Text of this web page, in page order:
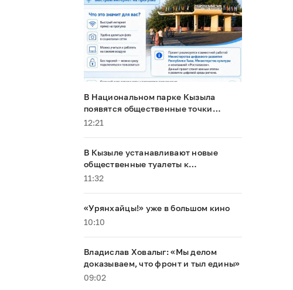
В Национальном парке Кызыла
появятся общественные точки
доступа к интернету
12:21
В Кызыле устанавливают новые
общественные туалеты к
буддийскому форуму
11:32
«Урянхайцы!» уже в большом кино
10:10
Владислав Ховалыг: «Мы делом
доказываем, что фронт и тыл едины»
09:02